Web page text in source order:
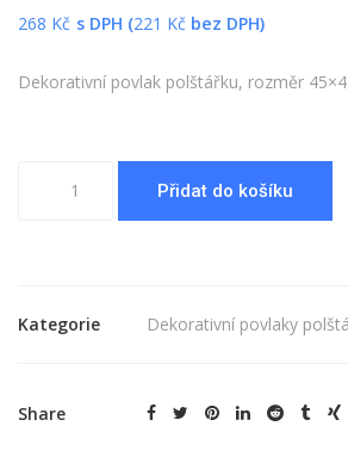
268 Kč s DPH (221 Kč bez DPH)
Dekorativní povlak polštářku, rozměr
polštářku
45
množství
Přidat do košíku
Kategorie Dekorativní povlaky
Share